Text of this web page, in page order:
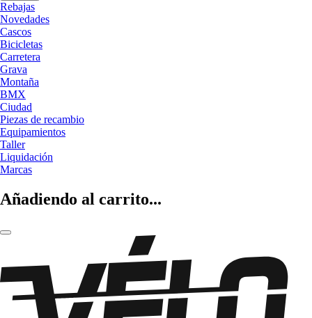
Rebajas
Novedades
Cascos
Bicicletas
Carretera
Grava
Montaña
BMX
Ciudad
Piezas de recambio
Equipamientos
Taller
Liquidación
Marcas
Añadiendo al carrito...